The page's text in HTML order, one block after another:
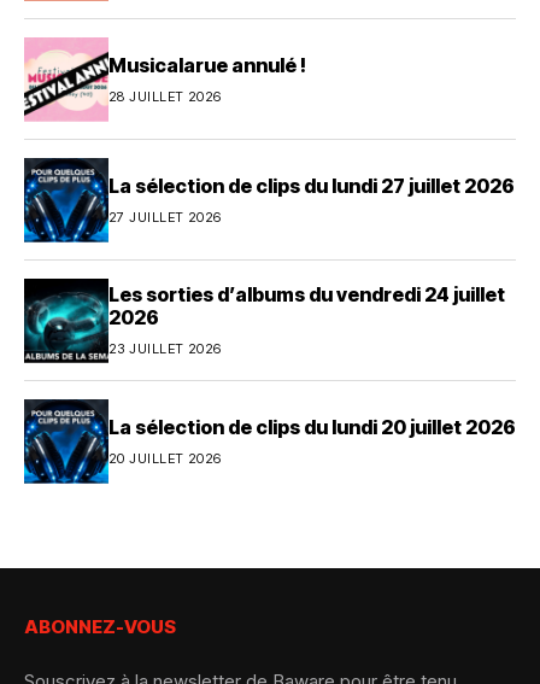
Musicalarue annulé !
28 JUILLET 2026
La sélection de clips du lundi 27 juillet 2026
27 JUILLET 2026
Les sorties d’albums du vendredi 24 juillet
2026
23 JUILLET 2026
La sélection de clips du lundi 20 juillet 2026
20 JUILLET 2026
ABONNEZ-VOUS